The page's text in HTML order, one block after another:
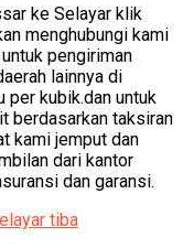
ke Selayar klik
menghubungi kami
pengiriman
lainnya di
per kubik.dan untuk
berdasarkan taksiran
kami jemput dan
dari kantor
dan garansi.